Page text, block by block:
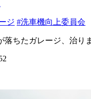
ジ #洗車機向上委員会
落ちたガレージ、治り